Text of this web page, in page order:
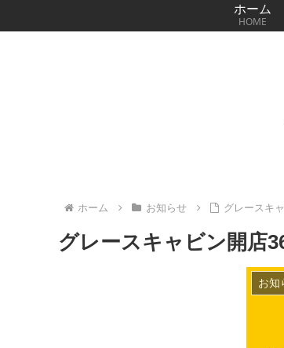
ホーム
HOME
ホーム お知らせ グレースキ
グレースキャビン開店
お知